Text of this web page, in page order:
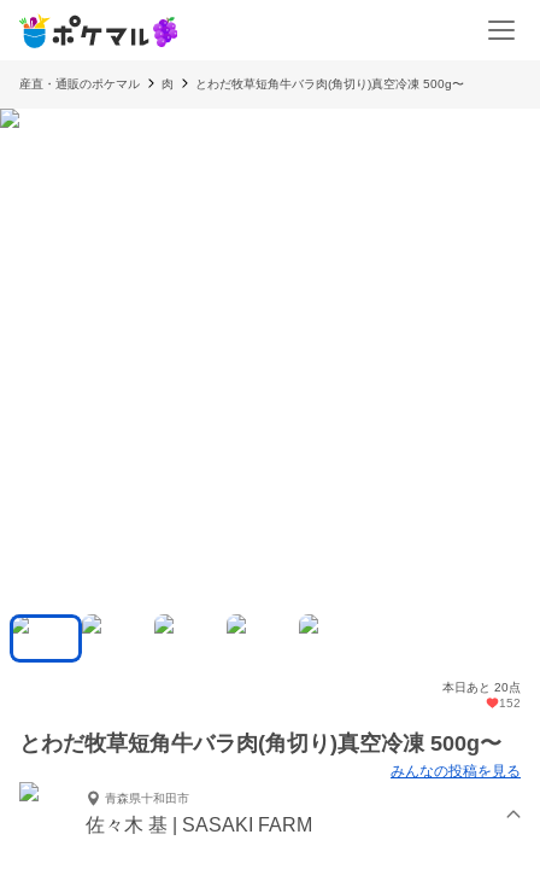
産直・通販のポケマル 肉 とわだ牧草短角牛バラ肉(角切り)真空冷凍 500g〜
本日あと 20点
152
とわだ牧草短角牛バラ肉(角切り)真空冷凍 500g〜
みんなの投稿を見る
青森県十和田市
佐々木 基 | SASAKI FARM